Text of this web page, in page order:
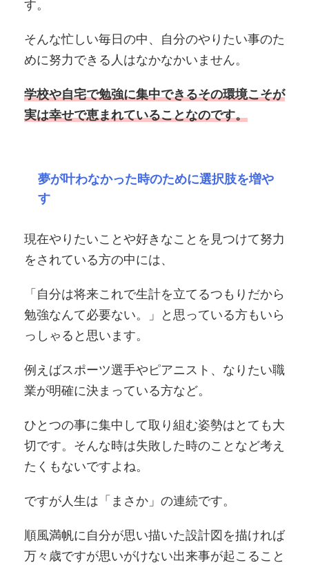
す。
そんな忙しい毎日の中、自分のやりたい事のた
めに努力できる人はなかなかいません。
学校や自宅で勉強に集中できるその環境こそが
実は幸せで恵まれていることなのです。
夢が叶わなかった時のために選択肢を増や
す
現在やりたいことや好きなことを見つけて努力
をされている方の中には、
「自分は将来これで生計を立てるつもりだから
勉強なんて必要ない。」と思っている方もいら
っしゃると思います。
例えばスポーツ選手やピアニスト、なりたい職
業が明確に決まっている方など。
ひとつの事に集中して取り組む姿勢はとても大
切です。そんな時は失敗した時のことなど考え
たくもないですよね。
ですが人生は「まさか」の連続です。
順風満帆に自分が思い描いた設計図を描ければ
万々歳ですが思いがけない出来事が起こること